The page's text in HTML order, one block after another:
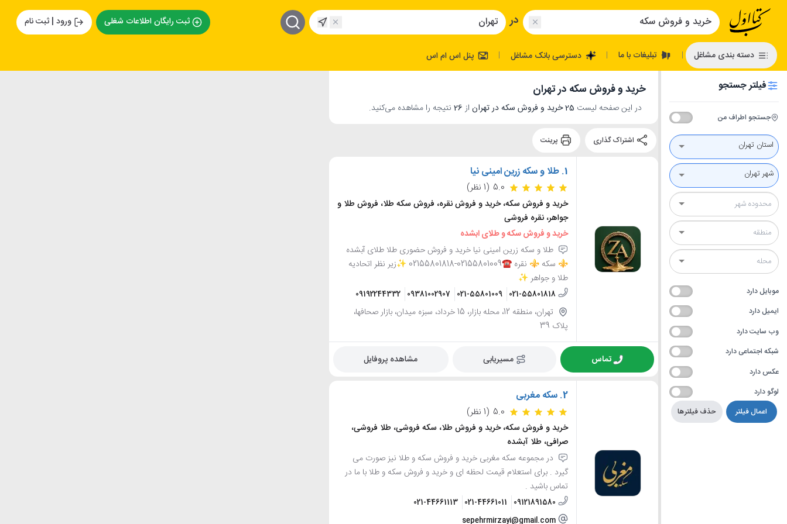
در ثبت رایگان اطلاعات شغلی ورود | ثبت نام
دسته بندی مشاغل | تبلیغات با ما | دسترسی بانک مشاغل | پنل اس ام اس
فیلتر جستجو
جستجو اطراف من
استان تهران
شهر تهران
موبایل دارد
ایمیل دارد
وب سایت دارد
شبکه اجتماعی دارد
عکس دارد
لوگو دارد
حذف فیلترها
اعمال فیلتر
خرید و فروش سکه در تهران
در این صفحه لیست 25 خرید و فروش سکه در تهران از 26 نتیجه را مشاهده می‌کنید.
1. طلا و سکه زرین امینی نیا
5.0 (1 نظر)
خرید و فروش سکه، خرید و فروش نقره، فروش سکه طلا، فروش طلا و
جواهر، نقره فروشی
خرید و فروش سکه و طلای ابشده
طلا و سکه زرین امینی نیا خرید و فروش حضوری طلا طلای آبشده
⚜️ سکه ⚜️ نقره ☎️02155801009-02155801818 ✨زیر نظر اتحادیه
طلا و جواهر ✨
021-55801818
021-55801009
09381002907
09192244332
تهران، منطقه 12، محله بازار، 15 خرداد، سبزه میدان، بازار صحافها،
پلاک 39
تماس مسیریابی مشاهده پروفایل
2. سکه مغربی
5.0 (1 نظر)
خرید و فروش سکه، خرید و فروش طلا، سکه فروشی، طلا فروشی،
صرافی، طلا آبشده
در مجموعه سکه مغربی خرید و فروش سکه و طلا نیز صورت می
گیرد . برای استعلام قیمت لحظه ای و خرید و فروش سکه و طلا با ما در
تماس باشید .
09121891580
021-44661011
021-44661113
sepehrmirzayi@gmail.com